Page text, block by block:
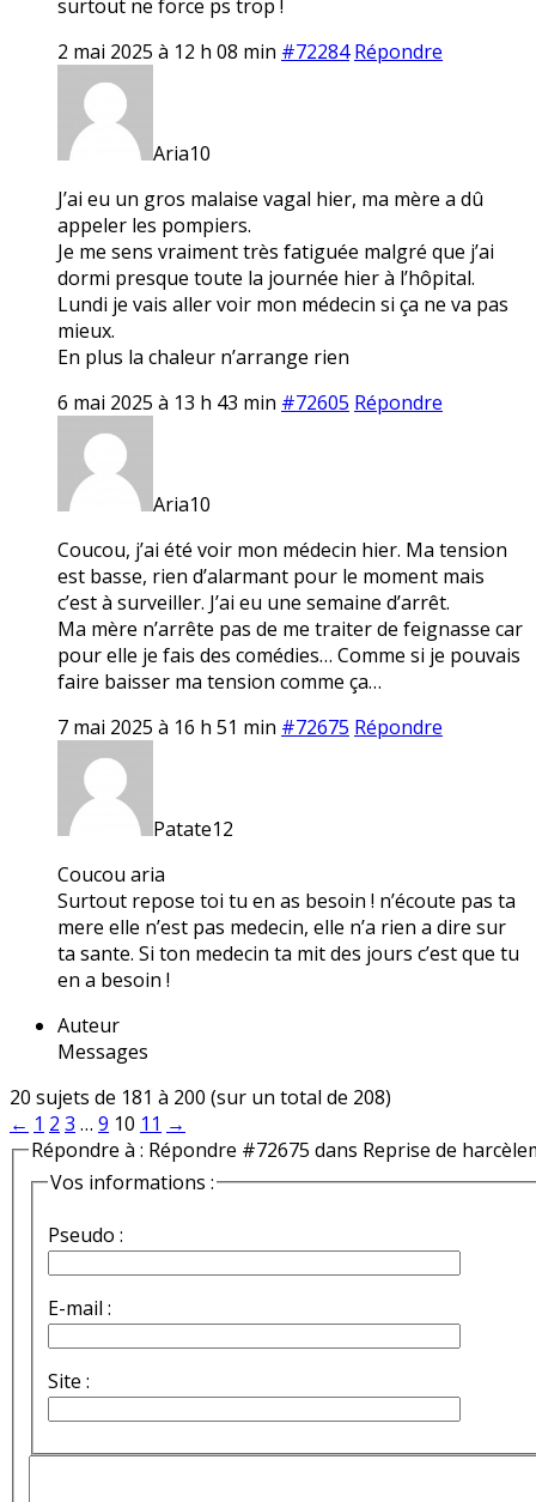
surtout ne force ps trop !
2 mai 2025 à 12 h 08 min #72284 Répondre
Aria10
J’ai eu un gros malaise vagal hier, ma mère a dû
appeler les pompiers.
Je me sens vraiment très fatiguée malgré que j’ai
dormi presque toute la journée hier à l’hôpital.
Lundi je vais aller voir mon médecin si ça ne va pas
mieux.
En plus la chaleur n’arrange rien
6 mai 2025 à 13 h 43 min #72605 Répondre
Aria10
Coucou, j’ai été voir mon médecin hier. Ma tension
est basse, rien d’alarmant pour le moment mais
c’est à surveiller. J’ai eu une semaine d’arrêt.
Ma mère n’arrête pas de me traiter de feignasse car
pour elle je fais des comédies… Comme si je pouvais
faire baisser ma tension comme ça…
7 mai 2025 à 16 h 51 min #72675 Répondre
Patate12
Coucou aria
Surtout repose toi tu en as besoin ! n’écoute pas ta
mere elle n’est pas medecin, elle n’a rien a dire sur
ta sante. Si ton medecin ta mit des jours c’est que tu
en a besoin !
Auteur
Messages
20 sujets de 181 à 200 (sur un total de 208)
← 1 2 3 … 9 10 11 →
Répondre à : Répondre #72675 dans Reprise de
Vos informations :
Pseudo :
E-mail :
Site :